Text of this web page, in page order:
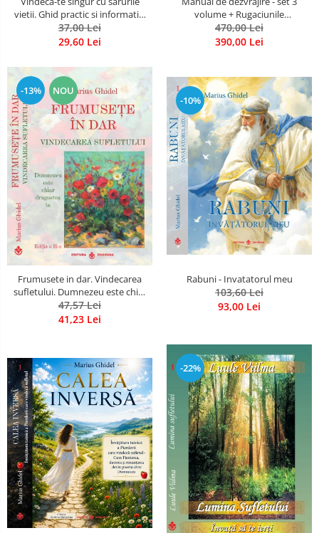
vietii. Ghid practic si informativ.
Sarurile minerale Schuessler si
multe alte secrete
37,00 Lei
29,60 Lei
volume + Rugaciunile
Luceafarului de Dimineata -
Gratuit)
470,00 Lei
390,00 Lei
-13% NOU
Frumusete in dar. Vindecarea
sufletului. Dumnezeu este chiar
dragostea ta. Editia a 2-a
47,57 Lei
41,23 Lei
-10%
Rabuni - Invatatorul meu
103,60 Lei
93,00 Lei
-22%